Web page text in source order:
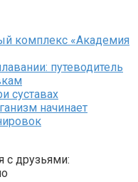
комплекс «Академия
путеводитель
суставах
начинает
с друзьями: